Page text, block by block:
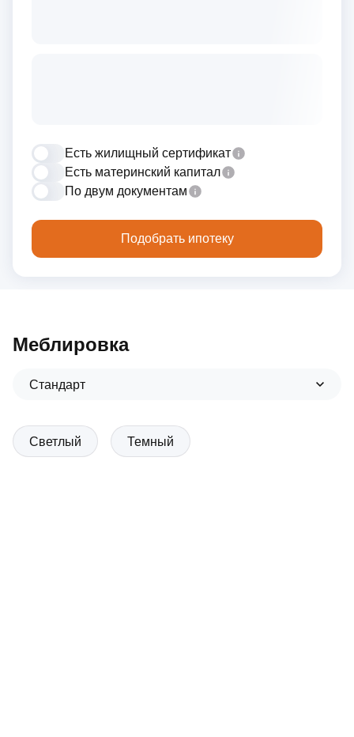
Есть жилищный сертификат
Есть материнский капитал
По двум документам
Подобрать ипотеку
Меблировка
Стандарт
Светлый Темный